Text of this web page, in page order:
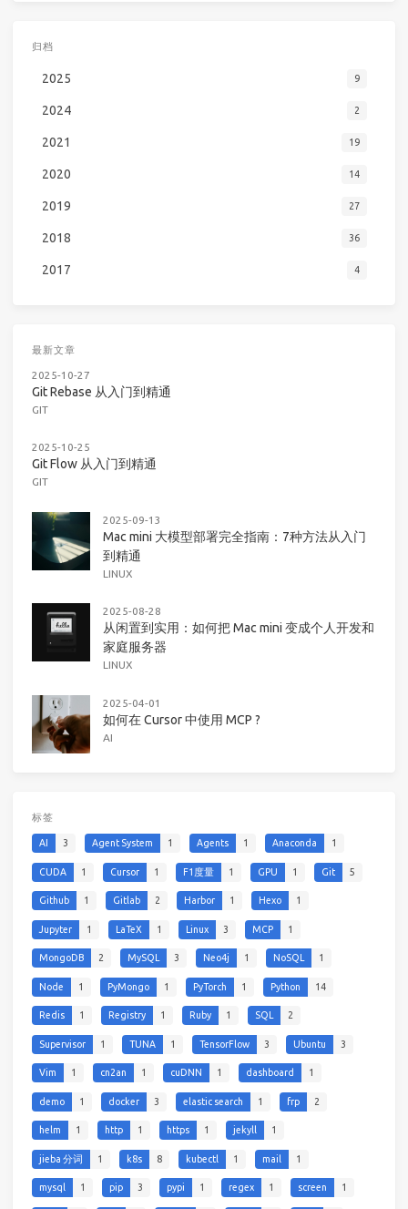
归档
2025 9
2024 2
2021 19
2020 14
2019 27
2018 36
2017 4
最新文章
2025-10-27
Git Rebase 从入门到精通
GIT
2025-10-25
Git Flow 从入门到精通
GIT
2025-09-13
Mac mini 大模型部署完全指南：7种方法从入门
到精通
LINUX
2025-08-28
从闲置到实用：如何把 Mac mini 变成个人开发和
家庭服务器
LINUX
2025-04-01
如何在 Cursor 中使用 MCP ?
AI
标签
AI 3 Agent System 1 Agents 1 Anaconda 1
CUDA 1 Cursor 1 F1度量 1 GPU 1 Git 5
Github 1 Gitlab 2 Harbor 1 Hexo 1
Jupyter 1 LaTeX 1 Linux 3 MCP 1
MongoDB 2 MySQL 3 Neo4j 1 NoSQL 1
Node 1 PyMongo 1 PyTorch 1 Python 14
Redis 1 Registry 1 Ruby 1 SQL 2
Supervisor 1 TUNA 1 TensorFlow 3 Ubuntu 3
Vim 1 cn2an 1 cuDNN 1 dashboard 1
demo 1 docker 3 elastic search 1 frp 2
helm 1 http 1 https 1 jekyll 1
jieba 分词 1 k8s 8 kubectl 1 mail 1
mysql 1 pip 3 pypi 1 regex 1 screen 1